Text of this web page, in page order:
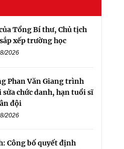
Tổng Bí thư, Chủ tịch
xếp trường học
2026
Phan Văn Giang trình
sửa chức danh, hạn tuổi sĩ
đội
2026
Công bố quyết định